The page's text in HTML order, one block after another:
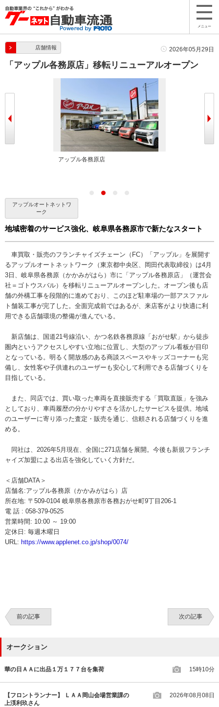
メニュー
店舗情報 2026年05月29日
「アップル各務原店」移転リニューアルオープン
アップル各務原店
アップルオートネットワ
ーク
地域密着のサービス強化、岐阜県各務原市で新たなスタート
車買取・販売のフランチャイズチェーン（FC）「アップル」を展開す
るアップルオートネットワーク（東京都中央区、岡田代表取締役）は4月
3日、岐阜県各務原（かかみがはら）市に「アップル各務原店」（運営会
社＝ゴトウスバル）を移転リニューアルオープンした。オープン後も店
舗の外構工事を段階的に進めており、このほど駐車場の一部アスファル
ト舗装工事が完了した。全面完成前ではあるが、来店客がより快適に利
用できる店舗環境の整備が進んでいる。
新店舗は、国道21号線沿い、かつ名鉄各務原線「おがせ駅」から徒歩
圏内というアクセスしやすい立地に位置し、大型のアップル看板が目印
となっている。明るく開放感のある商談スペースやキッズコーナーも完
備し、女性客や子供連れのユーザーも安心して利用できる店舗づくりを
目指している。
また、同店では、買い取った車両を直接販売する「買取直販」を強み
としており、車両履歴の分かりやすさを活かしたサービスを提供。地域
のユーザーに寄り添った査定・販売を通じ、信頼される店舗づくりを進
める。
同社は、2026年5月現在、全国に271店舗を展開。今後も新規フランチ
ャイズ加盟による出店を強化していく方針だ。
＜店舗DATA＞
店舗名:アップル各務原（かかみがはら）店
所在地: 〒509-0104 岐阜県各務原市各務おがせ町9丁目206-1
電 話 : 058-379-0525
営業時間: 10:00 ～ 19:00
定休日: 毎週木曜日
URL: https://www.applenet.co.jp/shop/0074/
前の記事 次の記事
オークション
華の日ＡＡに出品１万１７７台を集荷 15時10分
【フロントランナー】 ＬＡＡ岡山会場営業課の
上渓利玖さん
2026年08月08日